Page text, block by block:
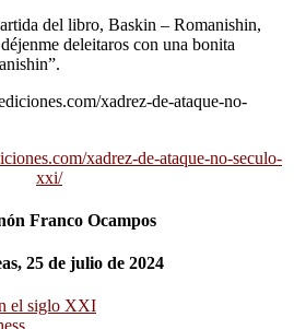
del libro, Baskin – Romanishin,
deleitaros con una bonita
xadrez-de-ataque-no-seculo-
xxi/
Franco Ocampos
25 de julio de 2024
el siglo XXI